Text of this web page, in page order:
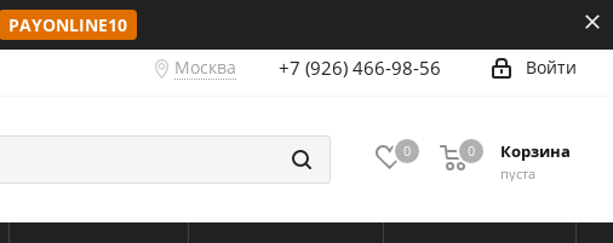
PAYONLINE10
Москва Войти
+7 (926) 466-98-56
0 Корзина
пуста
0